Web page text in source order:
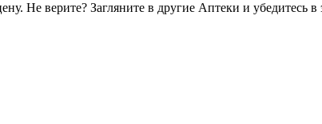
Не верите? Загляните в другие Аптеки и убедитесь в